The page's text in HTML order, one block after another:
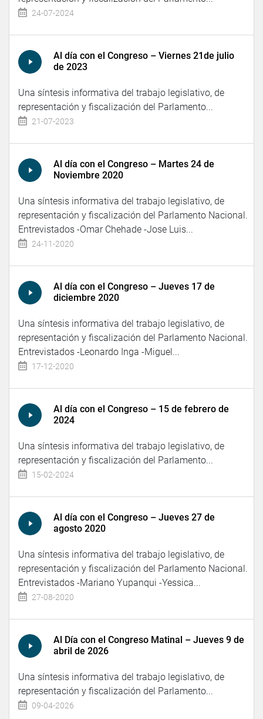
24-07-2024
Al día con el Congreso – Viernes 21de julio
de 2023
Una síntesis informativa del trabajo legislativo, de
representación y fiscalización del Parlamento...
21-07-2023
Al día con el Congreso – Martes 24 de
Noviembre 2020
Una síntesis informativa del trabajo legislativo, de
representación y fiscalización del Parlamento Nacional.
Entrevistados -Omar Chehade -Jose Luis...
24-11-2020
Al día con el Congreso – Jueves 17 de
diciembre 2020
Una síntesis informativa del trabajo legislativo, de
representación y fiscalización del Parlamento Nacional.
Entrevistados -Leonardo Inga -Miguel...
17-12-2020
Al día con el Congreso – 15 de febrero de
2024
Una síntesis informativa del trabajo legislativo, de
representación y fiscalización del Parlamento...
15-02-2024
Al día con el Congreso – Jueves 27 de
agosto 2020
Una síntesis informativa del trabajo legislativo, de
representación y fiscalización del Parlamento Nacional.
Entrevistados -Mariano Yupanqui -Yessica...
27-08-2020
Al Día con el Congreso Matinal – Jueves 9 de
abril de 2026
Una síntesis informativa del trabajo legislativo, de
representación y fiscalización del Parlamento...
09-04-2026